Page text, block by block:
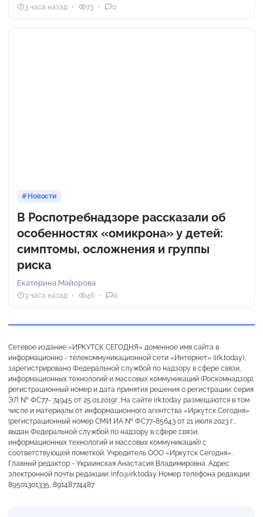
3 часа назад 73 0
Новости
В Роспотребнадзоре рассказали об
особенностях «омикрона» у детей:
симптомы, осложнения и группы
риска
Екатерина Майорова
3 часа назад 46 0
Сетевое издание «ИРКУТСК СЕГОДНЯ» доменное имя сайта в
информационно - телекоммуникационной сети «Интернет» (irk.today),
зарегистрировано Федеральной службой по надзору в сфере связи,
информационных технологий и массовых коммуникаций (Роскомнадзор),
регистрационный номер и дата принятия решения о регистрации: серия
ЭЛ № ФС77- 74945 от 25.01.2019г. На сайте irk.today размещаются в том
числе и материалы от информационного агентства «Иркутск Сегодня»
(регистрационный номер СМИ ИА № ФС77-85643 от 21 июля 2023 г.,
выдан Федеральной службой по надзору в сфере связи,
информационных технологий и массовых коммуникаций) с
соответствующей пометкой. Учредитель ООО «Иркутск Сегодня».
Главный редактор - Украинская Анастасия Владимировна. Адрес
электронной почты редакции: info@irk.today Номер телефона редакции:
89501301335, 89148774487